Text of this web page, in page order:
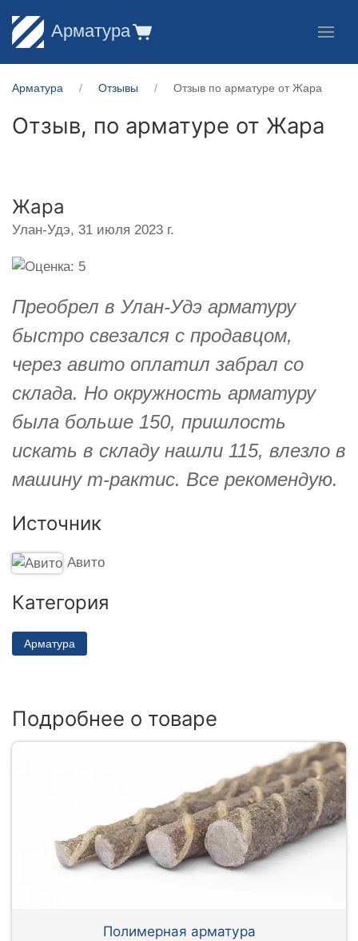
Арматура
Арматура Отзывы Отзыв по арматуре от Жара
Отзыв, по арматуре от Жара
Жара
Улан-Удэ, 31 июля 2023 г.
Преобрел в Улан-Удэ арматуру
быстро свезался с продавцом,
через авито оплатил забрал со
склада. Но окружность арматуру
была больше 150, пришлость
искать в складу нашли 115, влезло в
машину т-рактис. Все рекомендую.
Источник
Авито
Категория
Арматура
Подробнее о товаре
Полимерная арматура